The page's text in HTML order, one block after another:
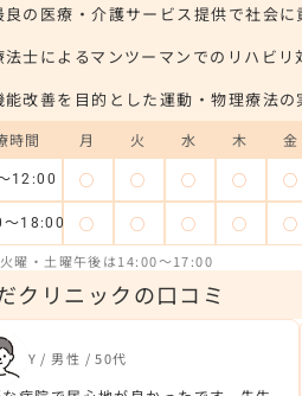
良の医療・介護サービス提供で社会に
法士によるマンツーマンでのリハビリ
能改善を目的とした運動・物理療法の
時間 月 火 水 木 金
12:00 ◯ ◯ ◯ ◯ ◯
18:00 ◯ ◯ ◯ ◯ ◯
曜・土曜午後は14:00～17:00
クリニックの口コミ
Y / 男性 / 50代